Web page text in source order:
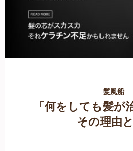
髪風船
「何をしても髪が
その理由